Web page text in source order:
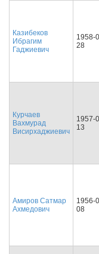
Казибеков
Ибрагим
Гаджиевич
1958-
28
Курчаев
Вахмурад
Висирхаджиевич
1957-
13
Амиров Сатмар
Ахмедович
1956-
08